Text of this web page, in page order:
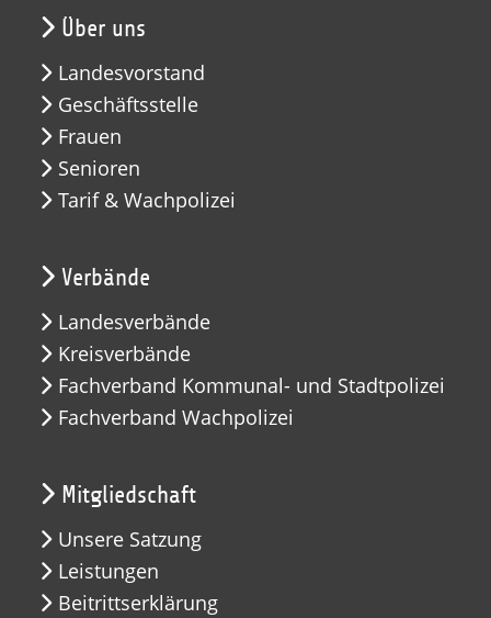
Über uns
Landesvorstand
Geschäftsstelle
Frauen
Senioren
Tarif & Wachpolizei
Verbände
Landesverbände
Kreisverbände
Fachverband Kommunal- und Stadtpolizei
Fachverband Wachpolizei
Mitgliedschaft
Unsere Satzung
Leistungen
Beitrittserklärung